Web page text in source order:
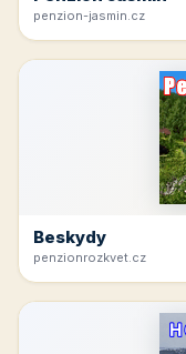
penzion-jasmin.cz
Beskydy
penzionrozkvet.cz